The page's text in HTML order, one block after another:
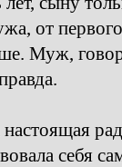
от
Муж,
себя